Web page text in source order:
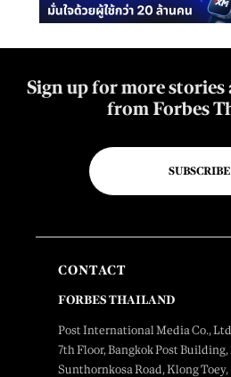
Sign up for more stories
from Forbes
SUBSCRIBE
CONTACT
FORBES THAILAND
Post International Media Co.,
7th Floor, Bangkok Post Building,
Sunthornkosa Road, Klong Toey,